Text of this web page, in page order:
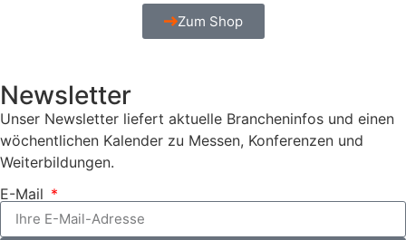
Zum Shop
Newsletter
Unser Newsletter liefert aktuelle Brancheninfos und einen
wöchentlichen Kalender zu Messen, Konferenzen und
Weiterbildungen.
E-Mail